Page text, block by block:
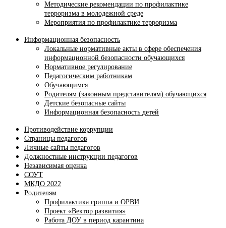
Методические рекомендации по профилактике
терроризма в молодежной среде
Мероприятия по профилактике терроризма
Информационная безопасность
Локальные нормативные акты в сфере обеспечения
информационной безопасности обучающихся
Нормативное регулирование
Педагогическим работникам
Обучающимся
Родителям (законным представителям) обучающихся
Детские безопасные сайты
Информационная безопасность детей
Противодействие коррупции
Страницы педагогов
Личные сайты педагогов
Должностные инструкции педагогов
Независимая оценка
СОУТ
МКДО 2022
Родителям
Профилактика гриппа и ОРВИ
Проект «Вектор развития»
Работа ДОУ в период карантина